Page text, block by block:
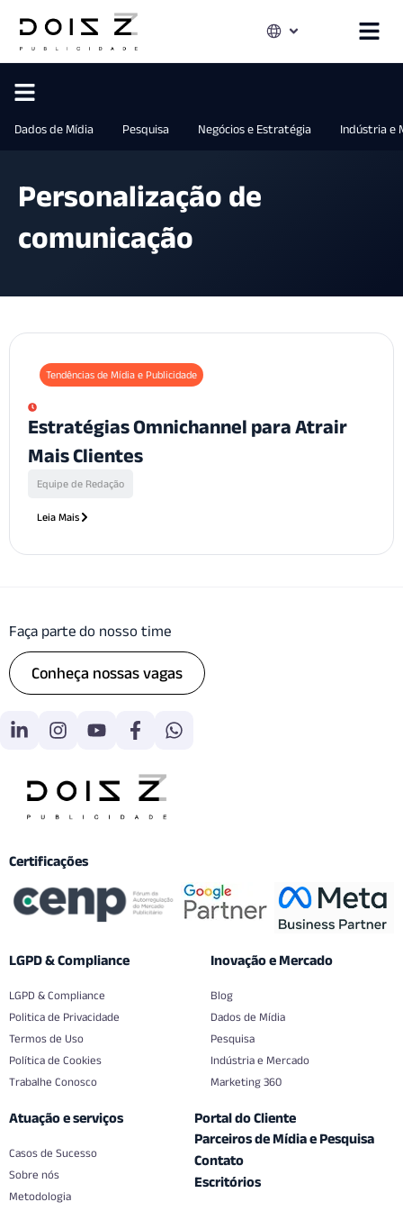
Dados de Mídia Pesquisa Negócios e Estratégia Indústria e
Personalização de
comunicação
Tendências de Mídia e Publicidade
Estratégias Omnichannel para Atrair
Mais Clientes
Equipe de Redação
Leia Mais
Faça parte do nosso time
Conheça nossas vagas
Certificações
LGPD & Compliance
LGPD & Compliance
Politica de Privacidade
Termos de Uso
Política de Cookies
Trabalhe Conosco
Inovação e Mercado
Blog
Dados de Mídia
Pesquisa
Indústria e Mercado
Marketing 360
Atuação e serviços
Casos de Sucesso
Sobre nós
Metodologia
Portal do Cliente
Parceiros de Mídia e Pesquisa
Contato
Escritórios